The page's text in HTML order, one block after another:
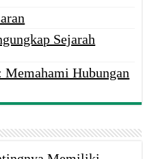
Sejarah
Hubungan